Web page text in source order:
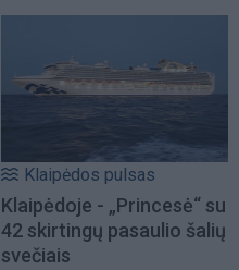
Klaipėdos pulsas
Klaipėdoje - „Princesė“ su
42 skirtingų pasaulio šalių
svečiais